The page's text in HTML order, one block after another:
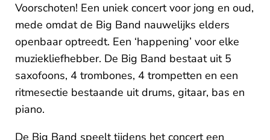
Voorschoten! Een uniek concert voor jong en oud,
mede omdat de Big Band nauwelijks elders
openbaar optreedt. Een ‘happening’ voor elke
muziekliefhebber. De Big Band bestaat uit 5
saxofoons, 4 trombones, 4 trompetten en een
ritmesectie bestaande uit drums, gitaar, bas en
piano.
De Big Band speelt tijdens het concert een